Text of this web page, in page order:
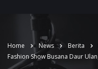
Home News Berita
Fashion Show Busana Daur